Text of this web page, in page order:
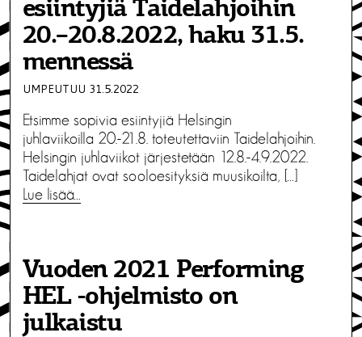
esiintyjiä Taidelahjoihin
20.–20.8.2022, haku 31.5.
mennessä
UMPEUTUU 31.5.2022
Etsimme sopivia esiintyjiä Helsingin
juhlaviikoilla 20.-21.8. toteutettaviin Taidelahjoihin.
Helsingin juhlaviikot järjestetään 12.8.-4.9.2022.
Taidelahjat ovat sooloesityksiä muusikoilta, […]
Lue lisää…
Vuoden 2021 Performing
HEL -ohjelmisto on
julkaistu